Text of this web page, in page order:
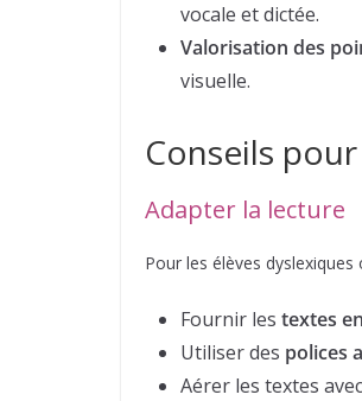
vocale et dictée.
Valorisation des
visuelle.
Conseils
Adapter la lecture
Pour les élèves
Fournir les textes
Utiliser des polices
Aérer les textes